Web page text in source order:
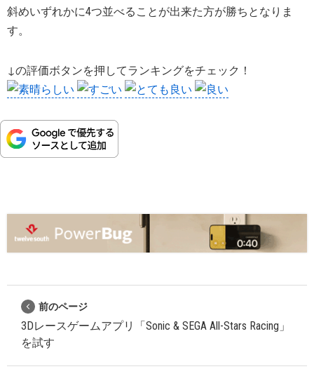
斜めいずれかに4つ並べることが出来た方が勝ちとなりま
す。
↓の評価ボタンを押してランキングをチェック！
前のページ
3Dレースゲームアプリ「Sonic & SEGA All-Stars Racing」
を試す